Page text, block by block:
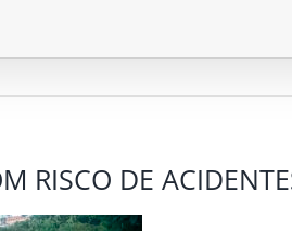
RISCO DE